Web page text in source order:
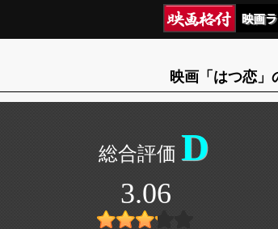
映画「はつ恋」
D
3.06